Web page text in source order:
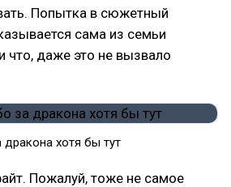
Попытка в сюжетный
сама из семьи
что, даже это не вызвало
хотя бы тут
Пожалуй, тоже не самое